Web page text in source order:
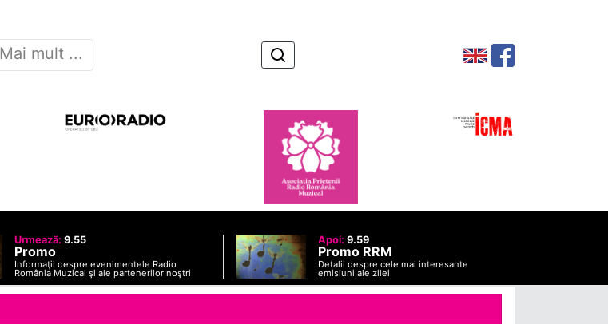
Mai mult ...
Urmează: 9.55
Promo
Informaţii despre evenimentele Radio
România Muzical şi ale partenerilor noştri
Apoi: 9.59
Promo RRM
Detalii despre cele mai interesante
emisiuni ale zilei